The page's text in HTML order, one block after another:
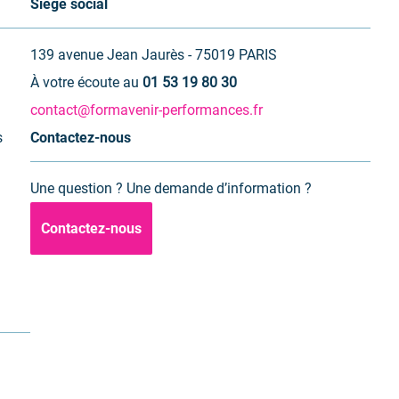
Siège social
139 avenue Jean Jaurès - 75019 PARIS
À votre écoute au 01 53 19 80 30
contact@formavenir-performances.fr
Contactez-nous
Une question ? Une demande d’information ?
Contactez-nous